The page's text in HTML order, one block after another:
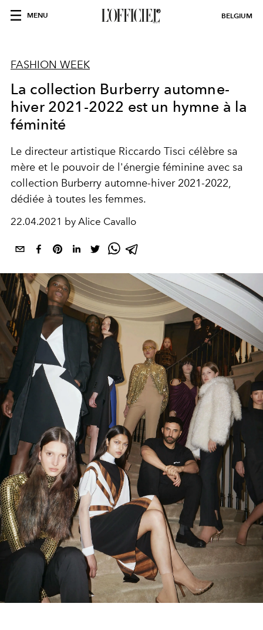
MENU BELGIUM
FASHION WEEK
La collection Burberry automne-
hiver 2021-2022 est un hymne à la
féminité
Le directeur artistique Riccardo Tisci célèbre sa
mère et le pouvoir de l'énergie féminine avec sa
collection Burberry automne-hiver 2021-2022,
dédiée à toutes les femmes.
22.04.2021 by Alice Cavallo